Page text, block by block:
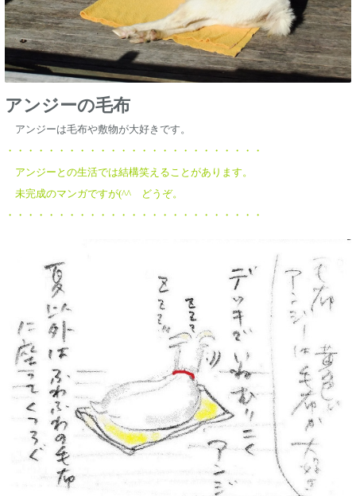
アンジーの毛布
アンジーは毛布や敷物が大好きです。
・・・・・・・・・・・・・・・・・・・・・・・・・
アンジーとの生活では結構笑えることがあります。
未完成のマンガですが(^^ゞどうぞ。
・・・・・・・・・・・・・・・・・・・・・・・・・